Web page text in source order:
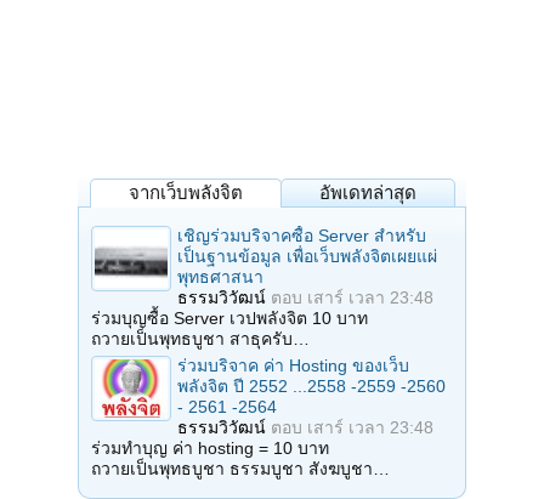
จากเว็บพลังจิต อัพเดทล่าสุด
เชิญร่วมบริจาคซื้อ Server สำหรับ
เป็นฐานข้อมูล เพื่อเว็บพลังจิตเผยแผ่
พุทธศาสนา
ธรรมวิวัฒน์ ตอบ เสาร์ เวลา 23:48
ร่วมบุญซื้อ Server เวปพลังจิต 10 บาท
ถวายเป็นพุทธบูชา สาธุครับ…
ร่วมบริจาค ค่า Hosting ของเว็บ
พลังจิต ปี 2552 ...2558 -2559 -2560
- 2561 -2564
ธรรมวิวัฒน์ ตอบ เสาร์ เวลา 23:48
ร่วมทำบุญ ค่า hosting = 10 บาท
ถวายเป็นพุทธบูชา ธรรมบูชา สังฆบูชา…